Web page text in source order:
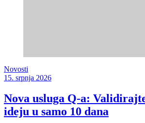
Novosti
15. srpnja 2026
Nova usluga Q-a:
ideju u samo 10 dana